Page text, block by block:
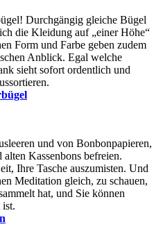
Durchgängig gleiche Bügel
die Kleidung auf „einer Höhe“
Form und Farbe geben zudem
Anblick. Egal welche
sieht sofort ordentlich und
und von Bonbonpapieren,
alten Kassenbons befreien.
Ihre Tasche auszumisten. Und
Meditation gleich, zu schauen,
hat, und Sie können
ist.